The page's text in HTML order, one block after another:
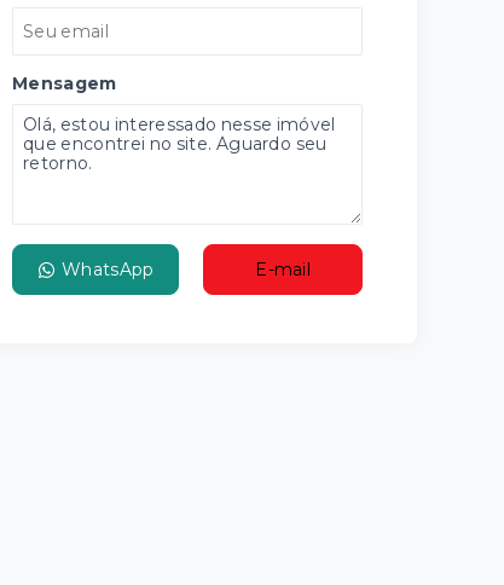
Mensagem
WhatsApp E-mail